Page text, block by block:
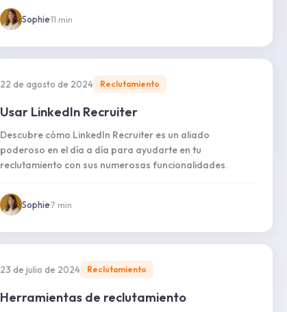
Sophie·11 min
22 de agosto de 2024 Reclutamiento
Usar LinkedIn Recruiter
Descubre cómo LinkedIn Recruiter es un aliado
poderoso en el día a día para ayudarte en tu
reclutamiento con sus numerosas funcionalidades.
Sophie·7 min
23 de julio de 2024 Reclutamiento
Herramientas de reclutamiento